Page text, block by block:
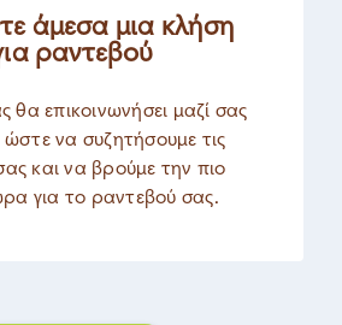
άμεσα μια κλήση
ραντεβού
θα επικοινωνήσει μαζί σας
να συζητήσουμε τις
και να βρούμε την πιο
για το ραντεβού σας.